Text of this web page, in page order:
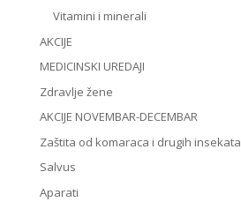
Vitamini i minerali
AKCIJE
MEDICINSKI UREDAJI
Zdravlje žene
AKCIJE NOVEMBAR-DECEMBAR
Zaštita od komaraca i drugih insekata
Salvus
Aparati